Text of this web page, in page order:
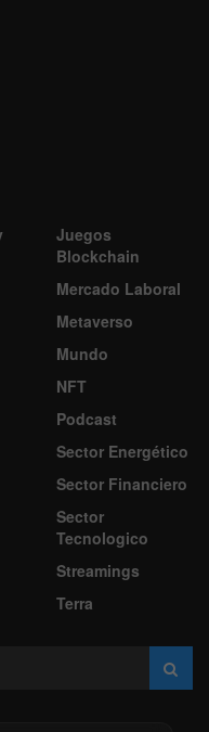
Juegos
Blockchain
Mercado Laboral
Metaverso
Mundo
NFT
Podcast
Sector Energético
Sector Financiero
Sector
Tecnologico
Streamings
Terra